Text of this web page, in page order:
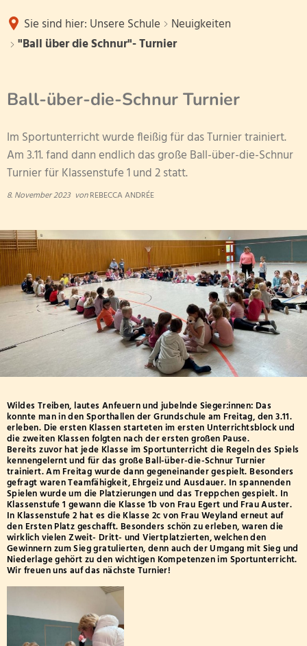
Unsere Schule
Unsere Schulwerte
Unsere Klassen
Klasse 1b
Klasse 2b
Klasse 2c
Klasse 2d
Klasse 3a
Klasse 3b
Klasse 3c
Klasse 4a
Klasse 4c
Klasse 4d
Unser Team
FSJler
Ganztag/
Sekretariat
volle Halbtagsschule
Schwerpunktschule
Medienkoordination
Ganztagsschule
Alles
Lernzeit
Betreuende Grundschule
Unsere Partner
Weiterführende Schulen
Schulobstprogramm
Sportjugend Rheinland-Pfalz
Datenschutzworkshop
Förder- und Beratungszentrum
Haus der Familie
Bücherei für den Einrich
Ganztagsschule
Betreuende Grundschule
Schulbuchausleihe
Ferienübersichten
Übergang Weiterführende Schule
Sie sind hier: Unsere Schule
Neuigkeiten
"Ball über die Schnur"- Turnier
Ball-über-die-Schnur Turnier
Im Sportunterricht wurde fleißig für das Turnier trainiert.
Am 3.11. fand dann endlich das große Ball-über-die-Schnur
Turnier für Klassenstufe 1 und 2 statt.
8. November 2023 vonREBECCA ANDRÉE
Wildes Treiben, lautes Anfeuern und jubelnde Sieger:innen: Das
konnte man in den Sporthallen der Grundschule am Freitag, den 3.11.
erleben. Die ersten Klassen starteten im ersten Unterrichtsblock und
die zweiten Klassen folgten nach der ersten großen Pause.
Bereits zuvor hat jede Klasse im Sportunterricht die Regeln des Spiels
kennengelernt und für das große Ball-über-die-Schnur Turnier
trainiert. Am Freitag wurde dann gegeneinander gespielt. Besonders
gefragt waren Teamfähigkeit, Ehrgeiz und Ausdauer. In spannenden
Spielen wurde um die Platzierungen und das Treppchen gespielt. In
Klassenstufe 1 gewann die Klasse 1b von Frau Egert und Frau Auster.
In Klassenstufe 2 hat es die Klasse 2c von Frau Weyland erneut auf
den Ersten Platz geschafft. Besonders schön zu erleben, waren die
wirklich vielen Zweit- Dritt- und Viertplatzierten, welchen den
Gewinnern zum Sieg gratulierten, denn auch der Umgang mit Sieg und
Niederlage gehört zu den wichtigen Kompetenzen im Sportunterricht.
Wir freuen uns auf das nächste Turnier!